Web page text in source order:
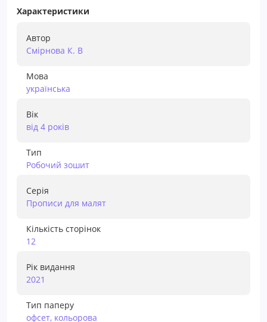
Характеристики
Автор
Смірнова К. В
Мова
українська
Вік
від 4 років
Тип
Робочий зошит
Серія
Прописи для малят
Кількість сторінок
12
Рік видання
2021
Тип паперу
офсет, кольорова